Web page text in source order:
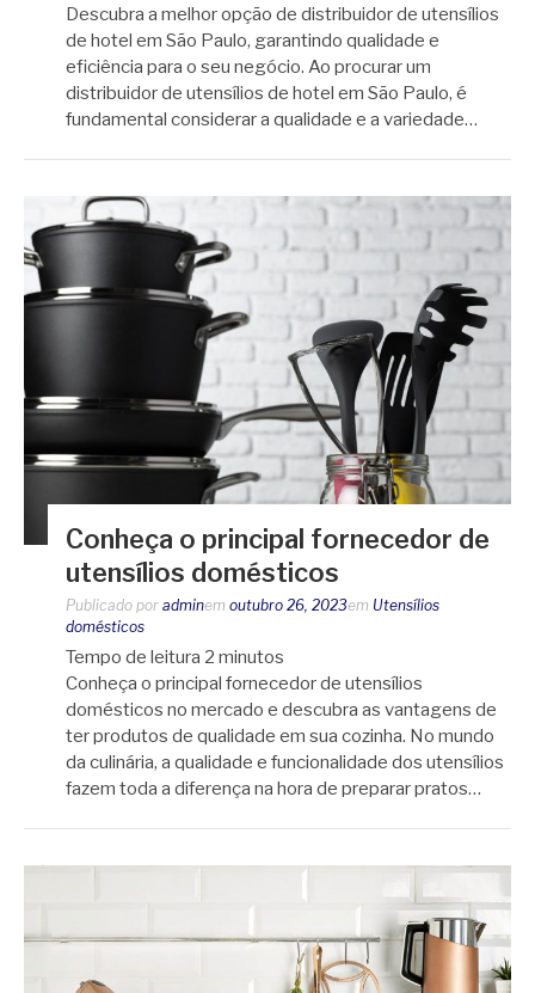
Descubra a melhor opção de distribuidor de utensílios
de hotel em São Paulo, garantindo qualidade e
eficiência para o seu negócio. Ao procurar um
distribuidor de utensílios de hotel em São Paulo, é
fundamental considerar a qualidade e a variedade…
Conheça o principal fornecedor de
utensílios domésticos
Publicado por adminem outubro 26, 2023em Utensílios
domésticos
Tempo de leitura 2 minutos
Conheça o principal fornecedor de utensílios
domésticos no mercado e descubra as vantagens de
ter produtos de qualidade em sua cozinha. No mundo
da culinária, a qualidade e funcionalidade dos utensílios
fazem toda a diferença na hora de preparar pratos…